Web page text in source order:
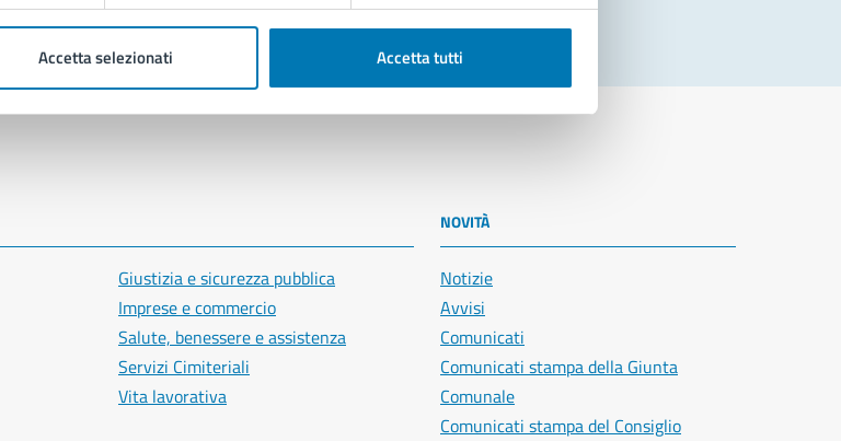
Accetta selezionati Accetta tutti
Giustizia e sicurezza pubblica
Imprese e commercio
Salute, benessere e assistenza
Servizi Cimiteriali
Vita lavorativa
NOVITÀ
Notizie
Avvisi
Comunicati
Comunicati stampa della Giunta
Comunale
Comunicati stampa del Consiglio